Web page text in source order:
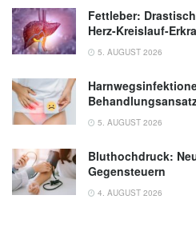
Fettleber:
Herz-Kreislauf-
5. AUGUST 2026
5. AUGUST 2026
Bluthochdruck:
Gegensteuern
4. AUGUST 2026